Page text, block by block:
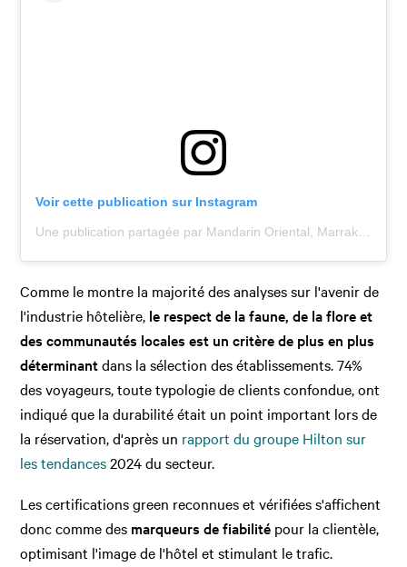
Voir cette publication sur Instagram
Comme le montre la majorité des analyses sur l'avenir de
l'industrie hôtelière, le respect de la faune, de la flore et
des communautés locales est un critère de plus en plus
déterminantdans la sélection des établissements. 74%
des voyageurs, toute typologie de clients confondue, ont
indiqué que la durabilité était un point important lors de
la réservation, d'après un rapport du groupe Hilton sur
les tendances2024 du secteur.
Les certifications green reconnues et vérifiées s'affichent
donc comme des marqueurs de fiabilité pour la clientèle,
optimisant l'image de l'hôtel et stimulant le trafic.